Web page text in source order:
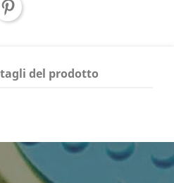
del prodotto